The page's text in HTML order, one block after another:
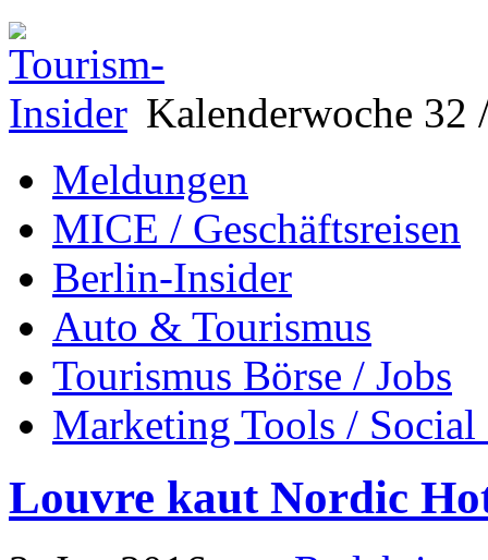
Kalenderwoche 32
Meldungen
MICE / Geschäftsreisen
Berlin-Insider
Auto & Tourismus
Tourismus Börse / Jobs
Marketing Tools /
Louvre kaut Nordic